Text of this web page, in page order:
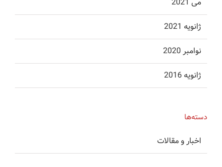
ژانویه 2021
نوامبر 2020
ژانویه 2016
دسته‌ها
اخبار و مقالات